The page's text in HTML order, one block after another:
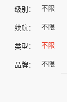
级别： 不限
续航： 不限
类型： 不限
品牌： 不限